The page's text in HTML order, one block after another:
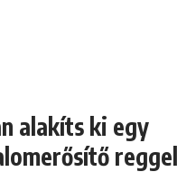
alakíts ki egy